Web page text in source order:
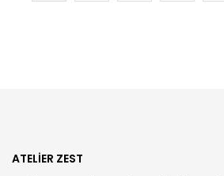
ATELIER ZEST